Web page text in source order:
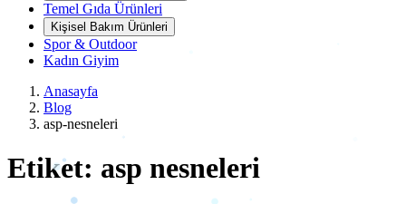
Temel Gıda Ürünleri
Kişisel Bakım Ürünleri
Spor & Outdoor
Kadın Giyim
Anasayfa
Blog
asp-nesneleri
Etiket: asp nesneleri